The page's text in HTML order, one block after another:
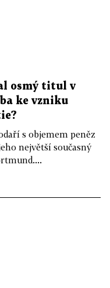
osmý titul v
ke vzniku
s objemem peněz
největší současný